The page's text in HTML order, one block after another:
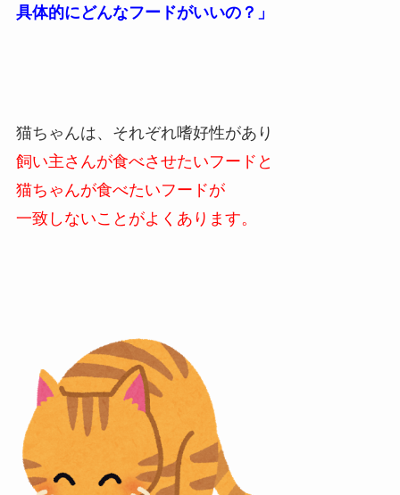
具体的にどんなフードがいいの？」
猫ちゃんは、それぞれ嗜好性があり
飼い主さんが食べさせたいフードと
猫ちゃんが食べたいフードが
一致しないことがよくあります。